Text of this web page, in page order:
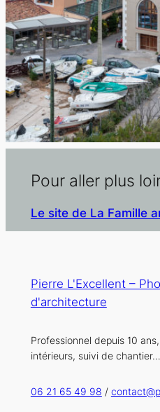
Pour aller plus
Le site de La Famille
Pierre L'Excellent –
d'architecture
Professionnel depuis 10
intérieurs, suivi de
06 21 65 49 98 /